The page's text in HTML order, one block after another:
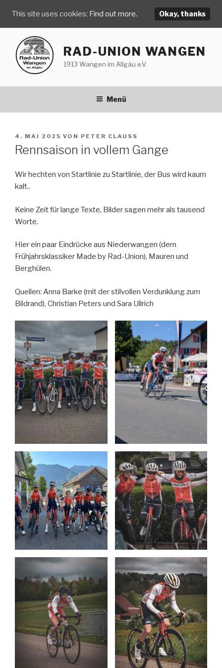
Inhalt
springen
RAD-UNION WANGEN
1913 Wangen im Allgäu e.V.
Menü
VERÖFFENTLICHT
AM
4. MAI 2025 VON PETER CLAUSS
Rennsaison in vollem Gange
Wir hechten von Startlinie zu Startlinie, der Bus wird kaum
kalt..
Keine Zeit für lange Texte, Bilder sagen mehr als tausend
Worte.
Hier ein paar Eindrücke aus Niederwangen (dem
Frühjahrsklassiker Made by Rad-Union), Mauren und
Berghülen.
Quellen: Anna Barke (mit der stilvollen Verdunklung zum
Bildrand), Christian Peters und Sara Ullrich
This site uses cookies: Find out more. Okay, thanks